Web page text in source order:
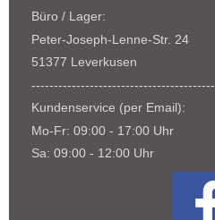
Büro / Lager:
Peter-Joseph-Lenne-Str. 24
51377 Leverkusen
-----------------------------------------
Kundenservice (per Email):
Mo-Fr: 09:00 - 17:00 Uhr
Sa: 09:00 - 12:00 Uhr